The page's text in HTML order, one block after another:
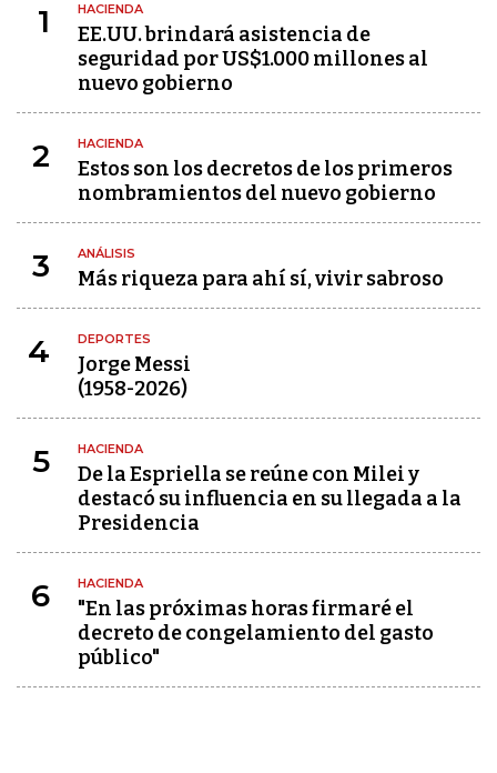
1 HACIENDA
EE.UU. brindará asistencia de
seguridad por US$1.000 millones al
nuevo gobierno
2 HACIENDA
Estos son los decretos de los primeros
nombramientos del nuevo gobierno
3 ANÁLISIS
Más riqueza para ahí sí, vivir sabroso
4 DEPORTES
Jorge Messi
(1958-2026)
5 HACIENDA
De la Espriella se reúne con Milei y
destacó su influencia en su llegada a la
Presidencia
6 HACIENDA
"En las próximas horas firmaré el
decreto de congelamiento del gasto
público"